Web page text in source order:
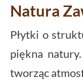
Natura
Płytki o
piękna
tworząc